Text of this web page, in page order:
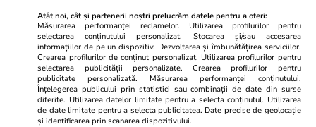
Drama cumplită prin care a trecut
noul transfer al lui Dinamo: „Nu
mai puteam dormi nopțile”
Trump
electrice au
stârnește
ULTIMELE ȘTIRI
Atât noi, cât și partenerii noștri prelucrăm datele pentru a oferi:
Măsurarea performanței reclamelor. Utilizarea profilurilor pentru
selectarea conținutului personalizat. Stocarea și/sau accesarea
informațiilor de pe un dispozitiv. Dezvoltarea și îmbunătățirea serviciilor.
Crearea profilurilor de conținut personalizat. Utilizarea profilurilor pentru
selectarea publicității personalizate. Crearea profilurilor pentru
publicitate personalizată. Măsurarea performanței conținutului.
Înțelegerea publicului prin statistici sau combinații de date din surse
diferite. Utilizarea datelor limitate pentru a selecta conținutul. Utilizarea
de date limitate pentru a selecta publicitatea. Date precise de geolocație
și identificarea prin scanarea dispozitivului.